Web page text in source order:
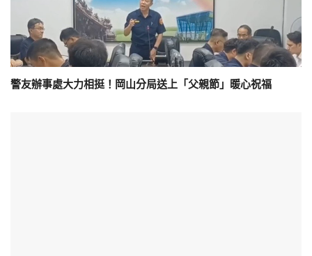
警友辦事處大力相挺！岡山分局送上「父親節」暖心祝福